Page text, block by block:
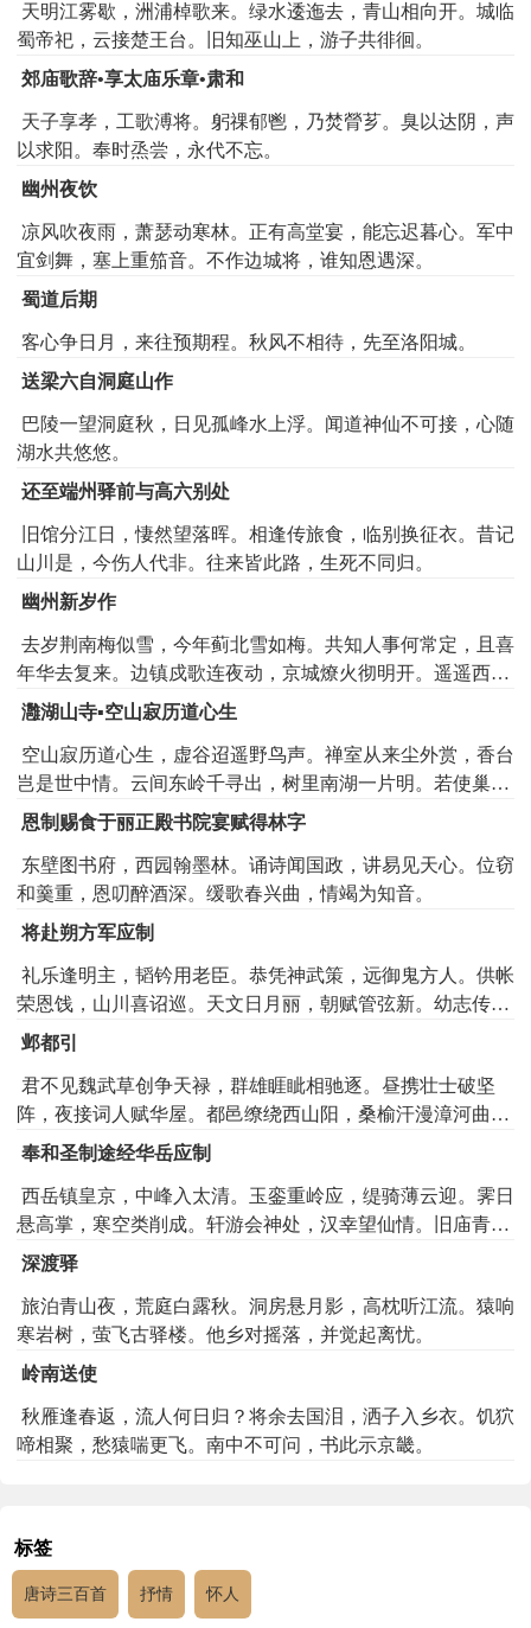
天明江雾歇，洲浦棹歌来。绿水逶迤去，青山相向开。城临
蜀帝祀，云接楚王台。旧知巫山上，游子共徘徊。
郊庙歌辞•享太庙乐章•肃和
天子享孝，工歌溥将。躬祼郁鬯，乃焚膋芗。臭以达阴，声
以求阳。奉时烝尝，永代不忘。
幽州夜饮
凉风吹夜雨，萧瑟动寒林。正有高堂宴，能忘迟暮心。军中
宜剑舞，塞上重笳音。不作边城将，谁知恩遇深。
蜀道后期
客心争日月，来往预期程。秋风不相待，先至洛阳城。
送梁六自洞庭山作
巴陵一望洞庭秋，日见孤峰水上浮。闻道神仙不可接，心随
湖水共悠悠。
还至端州驿前与高六别处
旧馆分江日，悽然望落晖。相逢传旅食，临别换征衣。昔记
山川是，今伤人代非。往来皆此路，生死不同归。
幽州新岁作
去岁荆南梅似雪，今年蓟北雪如梅。共知人事何常定，且喜
年华去复来。边镇戍歌连夜动，京城燎火彻明开。遥遥西向
长安日，愿上南山寿一杯。
灉湖山寺▪空山寂历道心生
空山寂历道心生，虚谷迢遥野鸟声。禅室从来尘外赏，香台
岂是世中情。云间东岭千寻出，树里南湖一片明。若使巢由
知此意，不将萝薜易簪缨。
恩制赐食于丽正殿书院宴赋得林字
东壁图书府，西园翰墨林。诵诗闻国政，讲易见天心。位窃
和羹重，恩叨醉酒深。缓歌春兴曲，情竭为知音。
将赴朔方军应制
礼乐逢明主，韬钤用老臣。恭凭神武策，远御鬼方人。供帐
荣恩饯，山川喜诏巡。天文日月丽，朝赋管弦新。幼志传三
略，衰材谢六钧。胆由忠作伴，心固道为邻。汉保河南地，
忘苦辛。从来思博望，许国不谋身。
邺都引
君不见魏武草创争天禄，群雄睚眦相驰逐。昼携壮士破坚
阵，夜接词人赋华屋。都邑缭绕西山阳，桑榆汗漫漳河曲。
城郭为虚人代改，但有西园明月在。邺傍高冢多贵臣，娥眉
奉和圣制途经华岳应制
西岳镇皇京，中峰入太清。玉銮重岭应，缇骑薄云迎。霁日
悬高掌，寒空类削成。轩游会神处，汉幸望仙情。旧庙青林
古，新碑绿字生。群臣愿封岱，还驾勒鸿名。
深渡驿
旅泊青山夜，荒庭白露秋。洞房悬月影，高枕听江流。猿响
寒岩树，萤飞古驿楼。他乡对摇落，并觉起离忧。
岭南送使
秋雁逢春返，流人何日归？将余去国泪，洒子入乡衣。饥狖
啼相聚，愁猿喘更飞。南中不可问，书此示京畿。
标签
唐诗三百首 抒情 怀人